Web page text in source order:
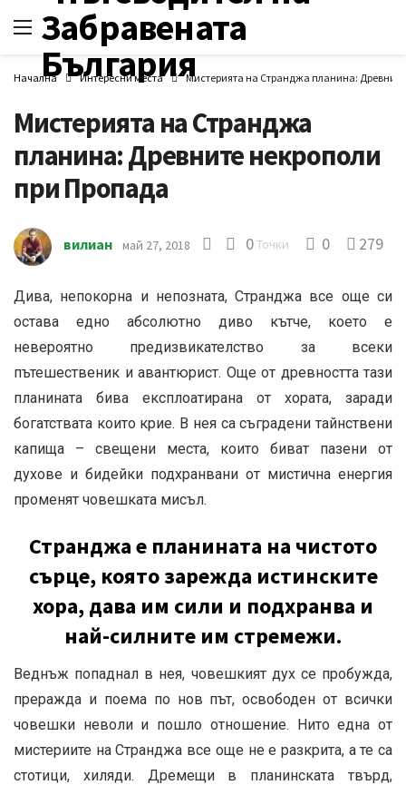
Начална Интересни места Мистерията на Странджа планина:
Мистерията на Странджа
планина: Древните некрополи
при Пропада
вилиан май 27, 2018 0Точки 0 279
Дива, непокорна и непозната, Странджа все още си
остава едно абсолютно диво кътче, което е
невероятно предизвикателство за всеки
пътешественик и авантюрист. Още от древността тази
планината бива експлоатирана от хората, заради
богатствата които крие. В нея са съградени тайнствени
капища – свещени места, които биват пазени от
духове и бидейки подхранвани от мистична енергия
променят човешката мисъл.
Странджа е планината на чистото
сърце, която зарежда истинските
хора, дава им сили и подхранва и
най-силните им стремежи.
Веднъж попаднал в нея, човешкият дух се пробужда,
преражда и поема по нов път, освободен от всички
човешки неволи и пошло отношение. Нито една от
мистериите на Странджа все още не е разкрита, а те са
стотици, хиляди. Дремещи в планинската твърд,